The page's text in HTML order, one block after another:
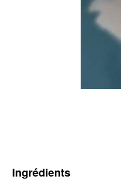
Ingrédients